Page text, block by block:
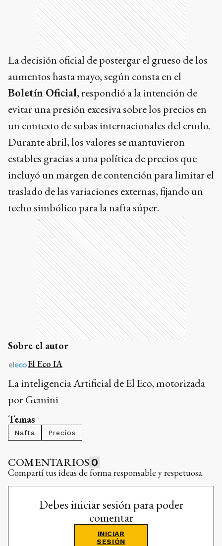
La decisión oficial de postergar el grueso de los
aumentos hasta mayo, según consta en el
Boletín Oficial, respondió a la intención de
evitar una presión excesiva sobre los precios en
un contexto de subas internacionales del crudo.
Durante abril, los valores se mantuvieron
estables gracias a una política de precios que
incluyó un margen de contención para limitar el
traslado de las variaciones externas, fijando un
techo simbólico para la nafta súper.
Ads
Sobre el autor
El Eco IA
La inteligencia Artificial de El Eco, motorizada
por Gemini
Temas
Nafta Precios
COMENTARIOS 0
Compartí tus ideas de forma responsable y respetuosa.
Debes iniciar sesión para poder
comentar
INICIAR
SESIÓN